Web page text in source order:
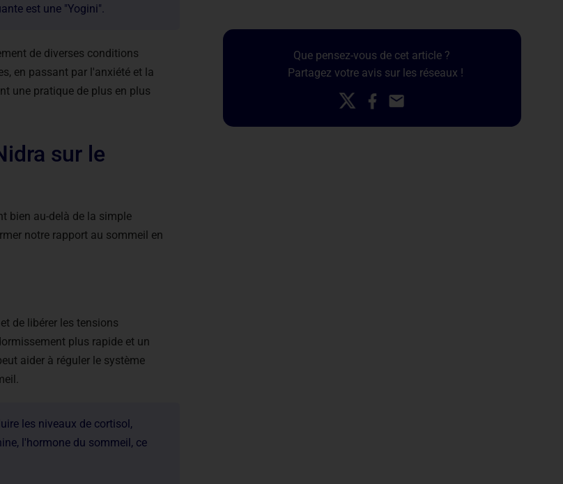
est une "Yogini".
de diverses conditions
en passant par l'anxiété et la
une pratique de plus en plus
sur le
bien au-delà de la simple
notre rapport au sommeil en
de libérer les tensions
plus rapide et un
aider à réguler le système
les niveaux de cortisol,
l'hormone du sommeil, ce
Que pensez-vous de cet article ?
Partagez votre avis sur les réseaux !